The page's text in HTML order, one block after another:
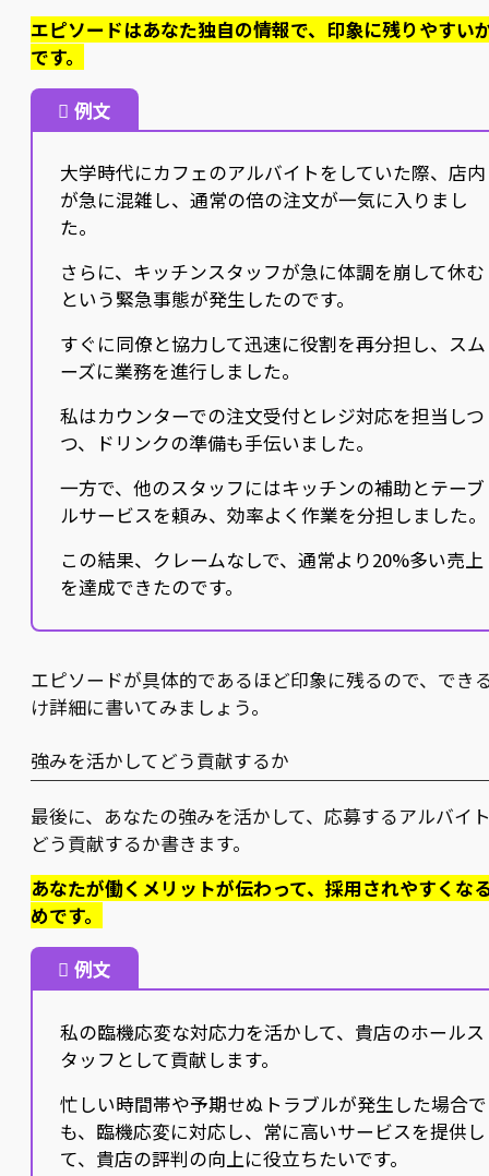
エピソードはあなた独自の情報で、印象に残りやすい
です。
例文
大学時代にカフェのアルバイトをしていた際、店内
が急に混雑し、通常の倍の注文が一気に入りまし
た。
さらに、キッチンスタッフが急に体調を崩して休む
という緊急事態が発生したのです。
すぐに同僚と協力して迅速に役割を再分担し、スム
ーズに業務を進行しました。
私はカウンターでの注文受付とレジ対応を担当しつ
つ、ドリンクの準備も手伝いました。
一方で、他のスタッフにはキッチンの補助とテーブ
ルサービスを頼み、効率よく作業を分担しました。
この結果、クレームなしで、通常より20%多い売上
を達成できたのです。
エピソードが具体的であるほど印象に残るので、でき
け詳細に書いてみましょう。
強みを活かしてどう貢献するか
最後に、あなたの強みを活かして、応募するアルバイ
どう貢献するか書きます。
あなたが働くメリットが伝わって、採用されやすくな
めです。
例文
私の臨機応変な対応力を活かして、貴店のホールス
タッフとして貢献します。
忙しい時間帯や予期せぬトラブルが発生した場合で
も、臨機応変に対応し、常に高いサービスを提供し
て、貴店の評判の向上に役立ちたいです。